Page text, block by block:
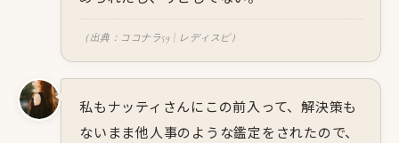
（出典：ココナラ59 | レディスピ）
私もナッティさんにこの前入って、解決策も
ないまま他人事のような鑑定をされたので、